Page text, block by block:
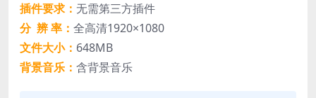
插件要求： 无需第三方插件
分 辨 率： 全高清1920×1080
文件大小： 648MB
背景音乐： 含背景音乐